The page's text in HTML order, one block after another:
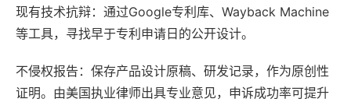
现有技术抗辩：通过Google专利库、Wayback Machine
等工具，寻找早于专利申请日的公开设计。
不侵权报告：保存产品设计原稿、研发记录，作为原创性
证明。由美国执业律师出具专业意见，申诉成功率可提升